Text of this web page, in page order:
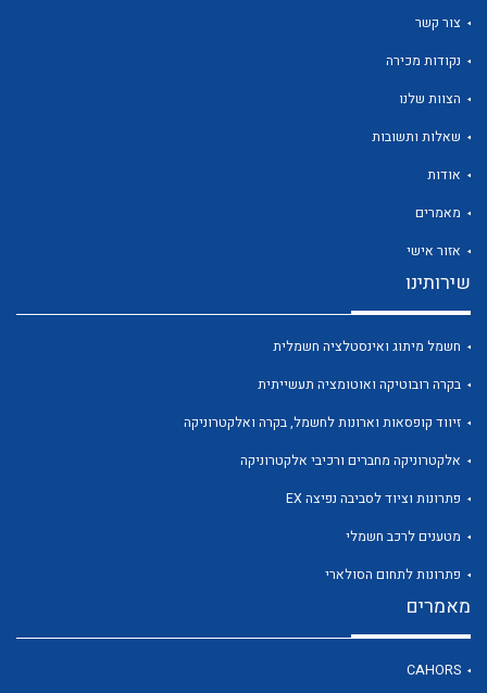
לכל מוצרי היצרן
צור קשר
נקודות מכירה
הצוות שלנו
שאלות ותשובות
אודות
מאמרים
אזור אישי
שירותינו
חשמל מיתוג ואינסטלציה חשמלית
בקרה רובוטיקה ואוטומציה תעשייתית
זיווד קופסאות וארונות לחשמל, בקרה ואלקטרוניקה
אלקטרוניקה מחברים ורכיבי אלקטרוניקה
פתרונות וציוד לסביבה נפיצה EX
מטענים לרכב חשמלי
פתרונות לתחום הסולארי
מאמרים
CAHORS